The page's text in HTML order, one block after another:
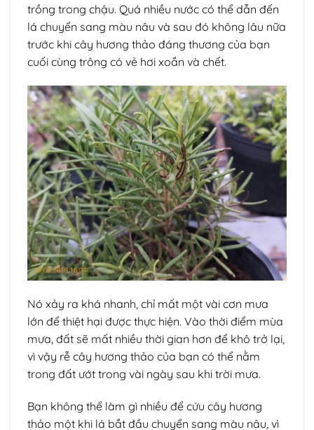
trồng trong chậu. Quá nhiều nước có thể dẫn đến
lá chuyển sang màu nâu và sau đó không lâu nữa
trước khi cây hương thảo đáng thương của bạn
cuối cùng trông có vẻ hơi xoắn và chết.
Nó xảy ra khá nhanh, chỉ mất một vài cơn mưa
lớn để thiệt hại được thực hiện. Vào thời điểm mùa
mưa, đất sẽ mất nhiều thời gian hơn để khô trở lại,
vì vậy rễ cây hương thảo của bạn có thể nằm
trong đất ướt trong vài ngày sau khi trời mưa.
Bạn không thể làm gì nhiều để cứu cây hương
thảo một khi lá bắt đầu chuyển sang màu nâu, vì